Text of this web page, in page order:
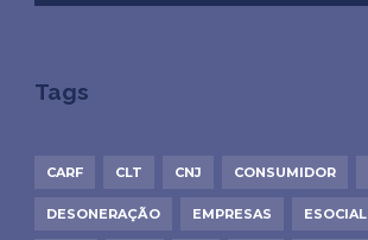
Tags
CARF CLT CNJ CONSUMIDOR
DESONERAÇÃO EMPRESAS ESOCIAL